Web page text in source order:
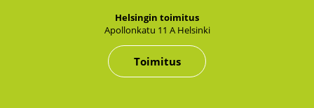
Hel­sin­gin toi­mi­tus
Apol­lon­ka­tu 11 A Hel­sin­ki
Toimitus